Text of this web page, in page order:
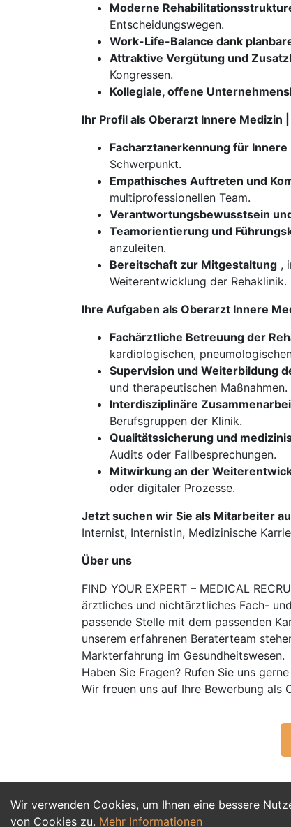
Wir verwenden Cookies, um Ihnen eine bessere
von Cookies zu. Mehr Informationen
Moderne
Entscheidungswegen.
Work-Life-Balance dank
Attraktive Vergütung und
Kongressen.
Kollegiale, offene
Ihr Profil als Oberarzt Innere Medizin
Facharztanerkennung für Innere
Schwerpunkt.
Empathisches Auftreten und
multiprofessionellen Team.
Verantwortungsbewusstsein
Teamorientierung und
anzuleiten.
Bereitschaft zur Mitgestaltung ,
Weiterentwicklung der Rehaklinik.
Ihre Aufgaben als Oberarzt Innere
Fachärztliche Betreuung der
kardiologischen,
Supervision und Weiterbildung
und therapeutischen Maßnahmen.
Interdisziplinäre
Berufsgruppen der Klinik.
Qualitätssicherung und
Audits oder Fallbesprechungen.
Mitwirkung an der
oder digitaler Prozesse.
Jetzt suchen wir Sie als Mitarbeiter
Internist, Internistin, Medizinische
Über uns
FIND YOUR EXPERT – MEDICAL
ärztliches und nichtärztliches Fach-
passende Stelle mit dem passenden
unserem erfahrenen Beraterteam
Markterfahrung im Gesundheitswesen.
Haben Sie Fragen? Rufen Sie uns
Wir freuen uns auf Ihre Bewerbung als